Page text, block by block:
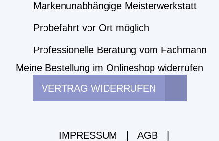
Markenunabhängige Meisterwerkstatt
Probefahrt vor Ort möglich
Professionelle Beratung vom Fachmann
Meine Bestellung im Onlineshop widerrufen
VERTRAG WIDERRUFEN
IMPRESSUM AGB